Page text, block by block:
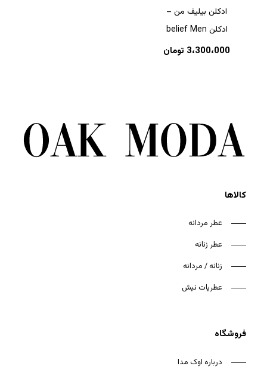
هیچ محصولی در سبد خرید نیست.
ادکلن بیلیف من –
ادکلن belief Men
3،300،000 تومان
کالاها
عطر مردانه
عطر زنانه
زنانه / مردانه
عطریات نیش
فروشگاه
درباره اوک مدا